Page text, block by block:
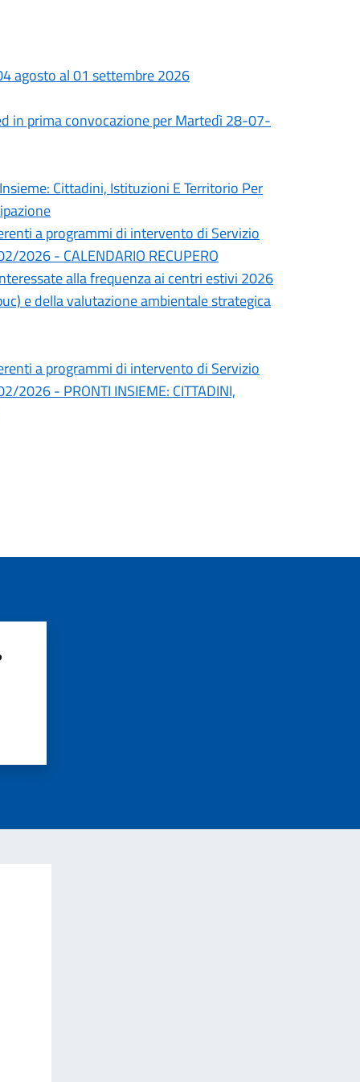
agosto al 01 settembre 2026
in prima convocazione per Martedì 28-07-
Cittadini, Istituzioni E Territorio Per
a programmi di intervento di Servizio
2026 - CALENDARIO RECUPERO
alla frequenza ai centri estivi 2026
e della valutazione ambientale strategica
a programmi di intervento di Servizio
- PRONTI INSIEME: CITTADINI,